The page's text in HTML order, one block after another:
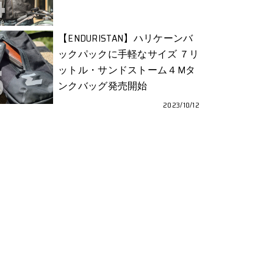
【ENDURISTAN】ハリケーンバ
ックパックに手軽なサイズ ７リ
ットル・サンドストーム４Mタ
ンクバッグ発売開始
2023/10/12